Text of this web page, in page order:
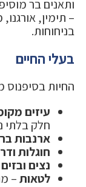
ותאנים בר
– תימין,
בניחוחות.
בעלי החיים
החיות
עיזים
חלק בלתי
ארנבות בר
חוגלות
נצים ובזים
לטאות–